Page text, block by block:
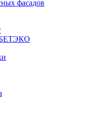
фасадов
БЕТЭКО